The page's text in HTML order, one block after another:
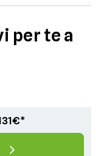
per te a